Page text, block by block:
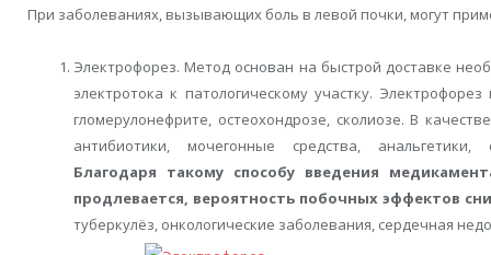
При заболеваниях, вызывающих боль в левой почки, могут
Электрофорез. Метод основан на быстрой доставке
электротока к патологическому участку.
гломерулонефрите, остеохондрозе, сколиозе. В
антибиотики, мочегонные средства,
Благодаря такому способу введения
продлевается, вероятность побочных эффектов
туберкулёз, онкологические заболевания, сердечная